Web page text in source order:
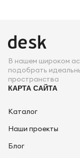
В нашем широком
подобрать
пространства
КАРТА САЙТА
Каталог
Наши проекты
Блог